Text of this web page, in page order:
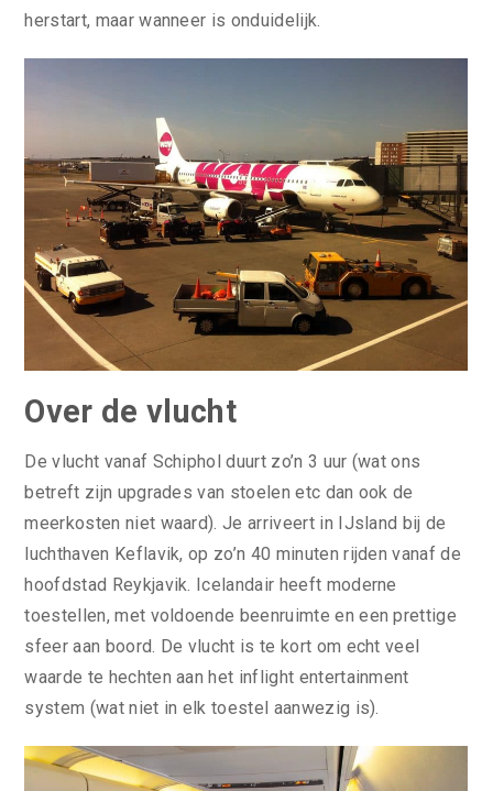
herstart, maar wanneer is onduidelijk.
Over de vlucht
De vlucht vanaf Schiphol duurt zo’n 3 uur (wat ons
betreft zijn upgrades van stoelen etc dan ook de
meerkosten niet waard). Je arriveert in IJsland bij de
luchthaven Keflavik, op zo’n 40 minuten rijden vanaf de
hoofdstad Reykjavik. Icelandair heeft moderne
toestellen, met voldoende beenruimte en een prettige
sfeer aan boord. De vlucht is te kort om echt veel
waarde te hechten aan het inflight entertainment
system (wat niet in elk toestel aanwezig is).